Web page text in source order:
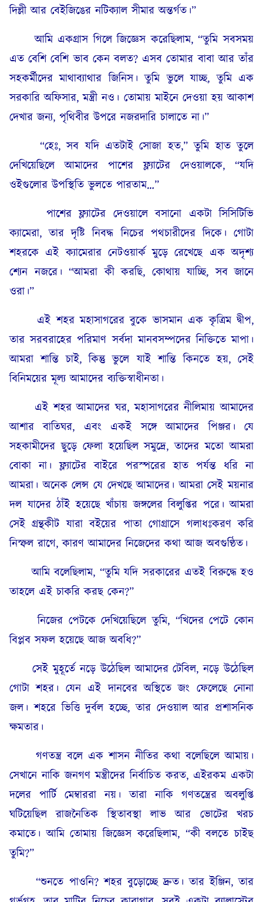
দিল্লী আর বেইজিঙের নটিক্যাল সীমার অন্তর্গত।”
আমি একগ্রাস গিলে জিজ্ঞেস করেছিলাম, “তুমি সবসময়
এত বেশি বেশি ভাব কেন বলত? এসব তোমার বাবা আর তাঁর
সহকর্মীদের মাথাব্যাথার জিনিস। তুমি ভুলে যাচ্ছ, তুমি এক
সরকারি অফিসার, মন্ত্রী নও। তোমায় মাইনে দেওয়া হয় আকাশ
দেখার জন্য, পৃথিবীর উপরে নজরদারি চালাতে না।”
“হেঃ, সব যদি এতটাই সোজা হত,” তুমি হাত তুলে
দেখিয়েছিলে আমাদের পাশের ফ্ল্যাটের দেওয়ালকে, “যদি
ওইগুলোর উপস্থিতি ভুলতে পারতাম…”
পাশের ফ্ল্যাটের দেওয়ালে বসানো একটা সিসিটিভি
ক্যামেরা, তার দৃষ্টি নিবদ্ধ নিচের পথচারীদের দিকে। গোটা
শহরকে এই ক্যামেরার নেটওয়ার্ক মুড়ে রেখেছে এক অদৃশ্য
শ্যেন নজরে। “আমরা কী করছি, কোথায় যাচ্ছি, সব জানে
ওরা।”
এই শহর মহাসাগরের বুকে ভাসমান এক কৃত্রিম দ্বীপ,
তার সরবরাহের পরিমাণ সর্বদা মানবসম্পদের নিক্তিতে মাপা।
আমরা শান্তি চাই, কিন্তু ভুলে যাই শান্তি কিনতে হয়, সেই
বিনিময়ের মূল্য আমাদের ব্যক্তিস্বাধীনতা।
এই শহর আমাদের ঘর, মহাসাগরের নীলিমায় আমাদের
আশার বাতিঘর, এবং একই সঙ্গে আমাদের পিঞ্জর। যে
সহকামীদের ছুড়ে ফেলা হয়েছিল সমুদ্রে, তাদের মতো আমরা
বোকা না। ফ্ল্যাটের বাইরে পরস্পরের হাত পর্যন্ত ধরি না
আমরা। অনেক লেন্স যে দেখছে আমাদের। আমরা সেই ময়নার
দল যাদের ঠাঁই হয়েছে খাঁচায় জঙ্গলের বিলুপ্তির পরে। আমরা
সেই গ্রন্থকীট যারা বইয়ের পাতা গোগ্রাসে গলাধঃকরণ করি
নিস্ফল রাগে, কারণ আমাদের নিজেদের কথা আজ অবগুণ্ঠিত।
আমি বলেছিলাম, “তুমি যদি সরকারের এতই বিরুদ্ধে হও
তাহলে এই চাকরি করছ কেন?”
নিজের পেটকে দেখিয়েছিলে তুমি, “খিদের পেটে কোন
বিপ্লব সফল হয়েছে আজ অবধি?”
সেই মুহূর্তে নড়ে উঠেছিল আমাদের টেবিল, নড়ে উঠেছিল
গোটা শহর। যেন এই দানবের অস্থিতে জং ফেলেছে নোনা
জল। শহরে ভিত্তি দুর্বল হচ্ছে, তার দেওয়াল আর প্রশাসনিক
ক্ষমতার।
গণতন্ত্র বলে এক শাসন নীতির কথা বলেছিলে আমায়।
সেখানে নাকি জনগণ মন্ত্রীদের নির্বাচিত করত, এইরকম একটা
দলের পার্টি মেম্বাররা নয়। তারা নাকি গণতন্ত্রের অবলুপ্তি
ঘটিয়েছিল রাজনৈতিক স্থিতাবস্থা লাভ আর ভোটের খরচ
কমাতে। আমি তোমায় জিজ্ঞেস করেছিলাম, “কী বলতে চাইছ
তুমি?”
“শুনতে পাওনি? শহর বুড়োচ্ছে দ্রুত। তার ইঞ্জিন, তার